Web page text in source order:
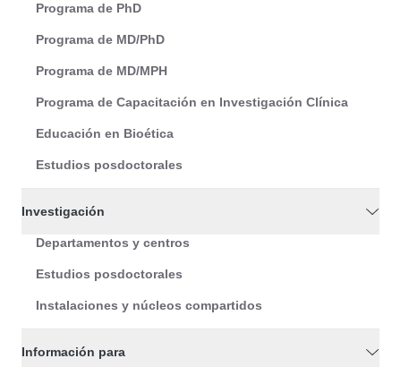
Programa de PhD
Programa de MD/PhD
Programa de MD/MPH
Programa de Capacitación en Investigación Clínica
Educación en Bioética
Estudios posdoctorales
Investigación
Departamentos y centros
Estudios posdoctorales
Instalaciones y núcleos compartidos
Información para